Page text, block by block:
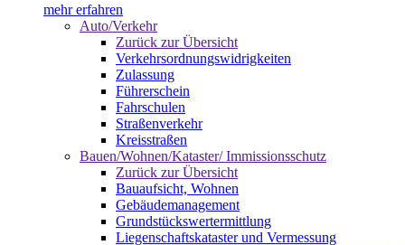
mehr erfahren
Auto/Verkehr
Zurück zur Übersicht
Verkehrsordnungswidrigkeiten
Zulassung
Führerschein
Fahrschulen
Straßenverkehr
Kreisstraßen
Bauen/Wohnen/Kataster/ Immissionsschutz
Zurück zur Übersicht
Bauaufsicht, Wohnen
Gebäudemanagement
Grundstückswertermittlung
Liegenschaftskataster und Vermessung